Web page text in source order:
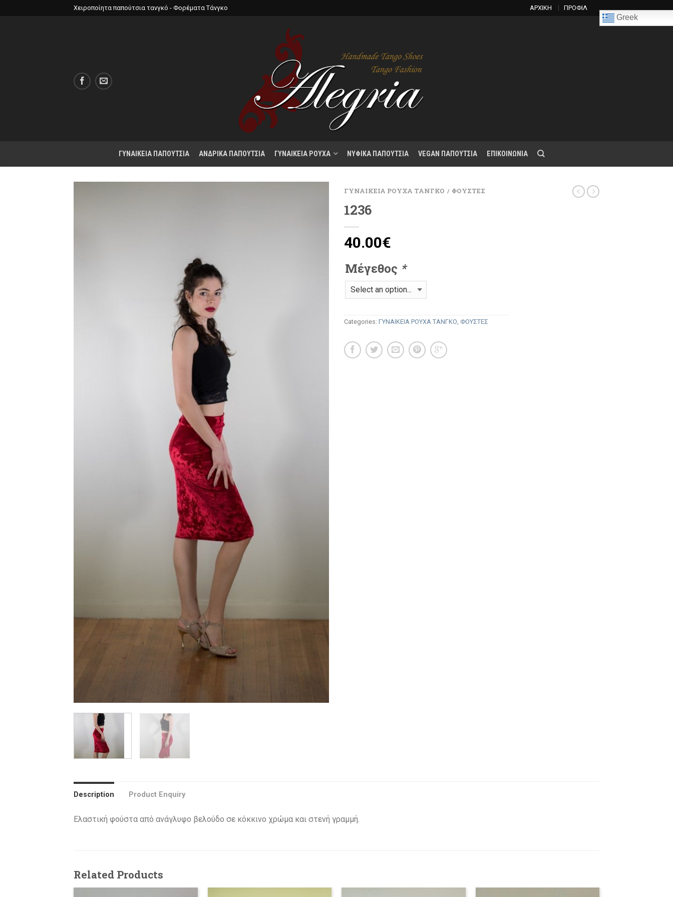
Χειροποίητα παπούτσια τανγκό - Φορέματα Τάνγκο ΑΡΧΙΚΗ ΠΡΟΦΙΛ
Greek
ΓΥΝΑΙΚΕΙΑ ΠΑΠΟΥΤΣΙΑ ΑΝΔΡΙΚΑ ΠΑΠΟΥΤΣΙΑ ΓΥΝΑΙΚΕΙΑ ΡΟΥΧΑ ΝΥΦΙΚΑ ΠΑΠΟΥΤΣΙΑ VEGAN ΠΑΠΟΥΤΣΙΑ ΕΠΙΚΟΙΝΩΝΙΑ
ΓΥΝΑΙΚΕΙΑ ΡΟΥΧΑ ΤΑΝΓΚΟ / ΦΟΥΣΤΕΣ
1236
40.00€
Μέγεθος *
Categories: ΓΥΝΑΙΚΕΙΑ ΡΟΥΧΑ ΤΑΝΓΚΟ ΦΟΥΣΤΕΣ
Description Product Enquiry
Ελαστική φούστα από ανάγλυφο βελούδο σε κόκκινο χρώμα και στενή γραμμή.
Related Products